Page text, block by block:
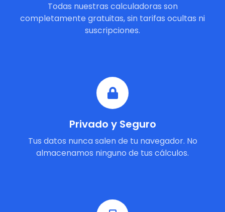
Todas nuestras calculadoras son
completamente gratuitas, sin tarifas ocultas ni
suscripciones.
Privado y Seguro
Tus datos nunca salen de tu navegador. No
almacenamos ninguno de tus cálculos.